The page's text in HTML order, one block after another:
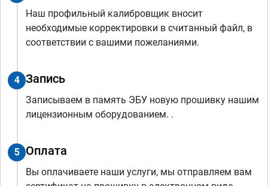
Наш профильный калибровщик вносит
необходимые корректировки в считанный файл, в
соответствии с вашими пожеланиями.
4 Запись
Записываем в память ЭБУ новую прошивку нашим
лицензионным оборудованием. .
5 Оплата
Вы оплачиваете наши услуги, мы отправляем вам